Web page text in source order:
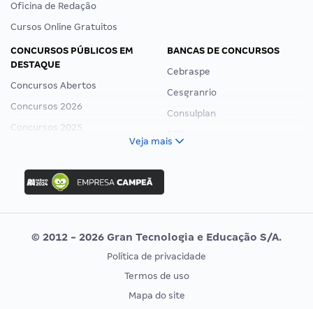
Oficina de Redação
Cursos Online Gratuitos
CONCURSOS PÚBLICOS EM
DESTAQUE
Concursos Abertos
Concursos 2026
Concursos 2025
Concurso Ibama
Concurso MPU
Editais publicados
BANCAS DE CONCURSOS
Cebraspe
Cesgranrio
Consulplan
Vunesp
CONCURSOS POR PROFISSÃO
EXAME DE ORDEM
Veja mais
© 2012 - 2026 Gran Tecnologia e Educação S/A.
Política de privacidade
Termos de uso
Mapa do site